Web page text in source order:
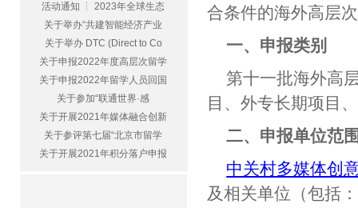
活动通知 ┆ 2023年全球生态
关于举办“共建智能经济产业
关于举办 DTC (Direct to Co
关于申报2022年度高层次留学
关于申报2022年留学人员回国
关于参加“联通世界·感
关于开展2021年媒体融合创新
关于参评第七届“北京市留学
关于开展2021年积分落户申报
合条件的海外高层
一、申报类别
第十一批海外高
目、外专长期项目
二、申报单位范
中关村多媒体创
及相关单位（包括